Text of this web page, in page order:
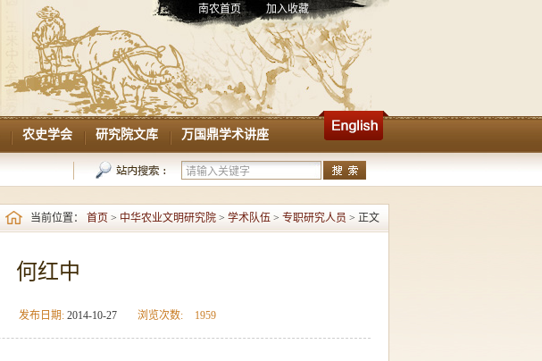
南农首页 加入收藏
农史学会 研究院文库 万国鼎学术讲座
当前位置： 首页 > 中华农业文明研究院 > 学术队伍 > 专职研究人员 > 正文
何红中
发布日期: 2014-10-27 浏览次数: 1959